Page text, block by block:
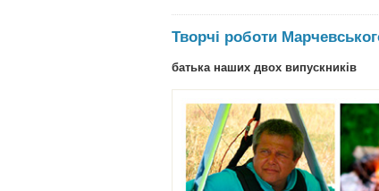
Творчі роботи
батька наших двох випускників